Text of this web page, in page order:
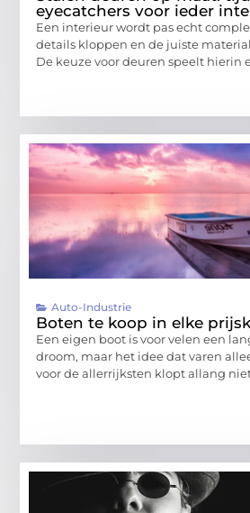
eyecatchers voor ieder
Een interieur wordt pas echt
details kloppen en de juiste
De keuze voor deuren speelt hierin
Auto-Industrie
Boten te koop in elke
Een eigen boot is voor velen een
droom, maar het idee dat varen
voor de allerrijksten klopt allang